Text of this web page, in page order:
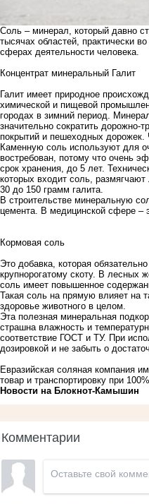
Соль – минерал, который давно
тысячах областей, практически
сферах деятельности человека.
Концентрат минеральный Галит
Галит имеет природное
химической и пищевой
городах в зимний период.
значительно сократить дорожно-
покрытий и пешеходных дорожек.
Каменную соль используют для
востребован, потому что очень
срок хранения, до 5 лет.
которых входит соль,
30 до 150 грамм галита.
В строительстве минеральную
цемента. В медицинской сфере –
Кормовая соль
Это добавка, которая
крупнорогатому скоту. В лесных
соль имеет повышенное
Такая соль на прямую влияет на
здоровье животного в целом.
Эта полезная минеральная
страшна влажность и
соответствие ГОСТ и ТУ. При
дозировкой и не забыть о
Евразийская соляная компания
товар и транспортировку при
Новости на Блoкнoт-Камышин
Комментарии